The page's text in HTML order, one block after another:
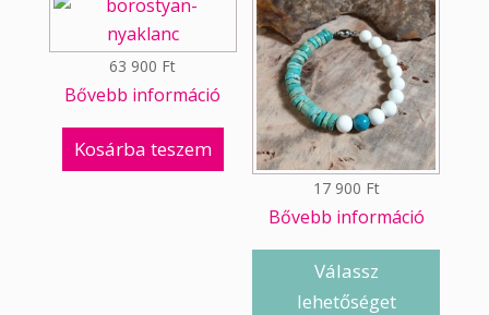
63 900 Ft
Bővebb információ
Kosárba teszem
17 900 Ft
Bővebb információ
Válassz
lehetőséget